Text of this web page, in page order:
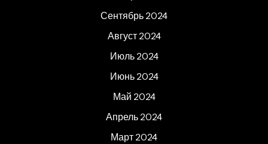
Сентябрь 2024
Август 2024
Июль 2024
Июнь 2024
Май 2024
Апрель 2024
Март 2024